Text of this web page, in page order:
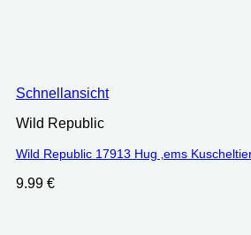
Schnellansicht
Wild Republic
Wild Republic 17913 Hug ‚ems
9.99 €